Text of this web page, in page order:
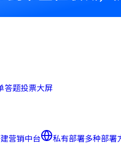
答题投票大屏
营销中台 私有部署多种部署